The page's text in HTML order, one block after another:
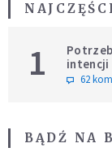
1
intencji
62
BĄDŹ NA